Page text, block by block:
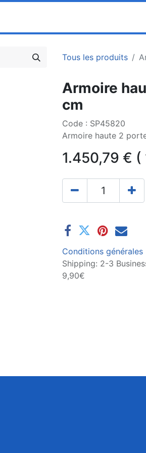
Tous les produits
Armoire
cm
Code : SP45820
Armoire haute 2
1.450,79 € (
Conditions générales
Shipping: 2-3
9,90€